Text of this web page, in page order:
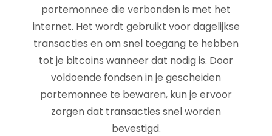
portemonnee die verbonden is met het
internet. Het wordt gebruikt voor dagelijkse
transacties en om snel toegang te hebben
tot je bitcoins wanneer dat nodig is. Door
voldoende fondsen in je gescheiden
portemonnee te bewaren, kun je ervoor
zorgen dat transacties snel worden
bevestigd.